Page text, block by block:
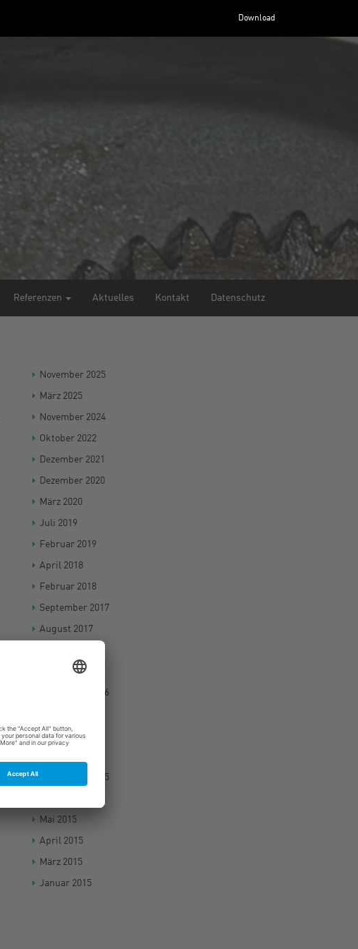
Download
Referenzen Aktuelles Kontakt Datenschutz
November 2025
März 2025
November 2024
Oktober 2022
Dezember 2021
Dezember 2020
März 2020
Juli 2019
Februar 2019
April 2018
Februar 2018
September 2017
August 2017
Februar 2017
September 2016
Juli 2016
September 2015
Mai 2015
April 2015
März 2015
Januar 2015